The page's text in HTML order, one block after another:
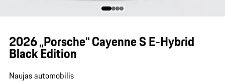
2026 „Porsche“ Cayenne S E-Hybrid
Black Edition
Naujas automobilis